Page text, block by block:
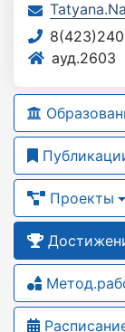
ауд.2603
Проекты